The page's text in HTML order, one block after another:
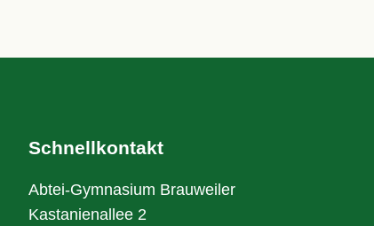
Schnellkontakt
Abtei-Gymnasium Brauweiler
Kastanienallee 2